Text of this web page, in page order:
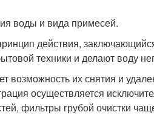
воды и вида примесей.
действия,
техники и делают воду
возможность их снятия и
осуществляется
фильтры грубой очистки